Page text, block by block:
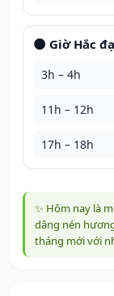
🌑 Giờ Hắc
3h – 4h
11h – 12h
17h – 18h
✨ Hôm nay là
dâng nén
tháng mới với